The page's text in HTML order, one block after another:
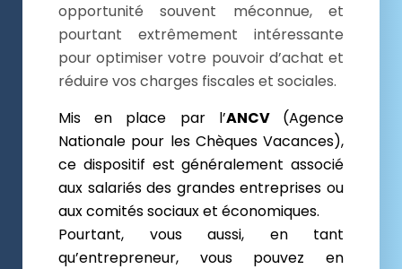
opportunité souvent méconnue, et
pourtant extrêmement intéressante
pour optimiser votre pouvoir d’achat et
réduire vos charges fiscales et sociales.
Mis en place par l’ANCV
(Agence
Nationale pour les Chèques Vacances),
ce dispositif est généralement associé
aux salariés des grandes entreprises ou
aux comités sociaux et économiques.
Pourtant, vous aussi, en tant
qu’entrepreneur, vous pouvez en